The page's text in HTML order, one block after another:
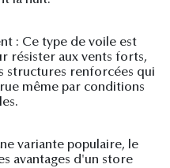
: Ce type de voile est
résister aux vents forts,
structures renforcées qui
même par conditions
variante populaire, le
avantages d'un store